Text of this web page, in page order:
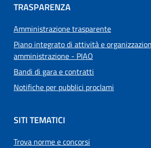
TRASPARENZA
Amministrazione trasparente
Piano integrato di attività e
amministrazione - PIAO
Bandi di gara e contratti
Notifiche per pubblici proclami
SITI TEMATICI
Trova norme e concorsi